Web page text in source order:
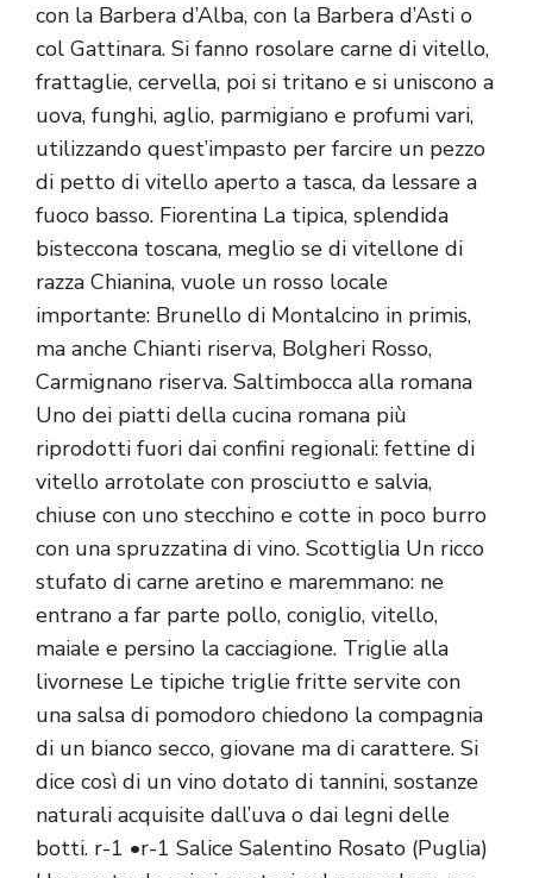
con la Barbera d’Alba, con la Barbera d’Asti o
col Gattinara. Si fanno rosolare carne di vitello,
frattaglie, cervella, poi si tritano e si uniscono a
uova, funghi, aglio, parmigiano e profumi vari,
utilizzando quest’impasto per farcire un pezzo
di petto di vitello aperto a tasca, da lessare a
fuoco basso. Fiorentina La tipica, splendida
bisteccona toscana, meglio se di vitellone di
razza Chianina, vuole un rosso locale
importante: Brunello di Montalcino in primis,
ma anche Chianti riserva, Bolgheri Rosso,
Carmignano riserva. Saltimbocca alla romana
Uno dei piatti della cucina romana più
riprodotti fuori dai confini regionali: fettine di
vitello arrotolate con prosciutto e salvia,
chiuse con uno stecchino e cotte in poco burro
con una spruzzatina di vino. Scottiglia Un ricco
stufato di carne aretino e maremmano: ne
entrano a far parte pollo, coniglio, vitello,
maiale e persino la cacciagione. Triglie alla
livornese Le tipiche triglie fritte servite con
una salsa di pomodoro chiedono la compagnia
di un bianco secco, giovane ma di carattere. Si
dice così di un vino dotato di tannini, sostanze
naturali acquisite dall’uva o dai legni delle
botti. r-1 •r-1 Salice Salentino Rosato (Puglia)